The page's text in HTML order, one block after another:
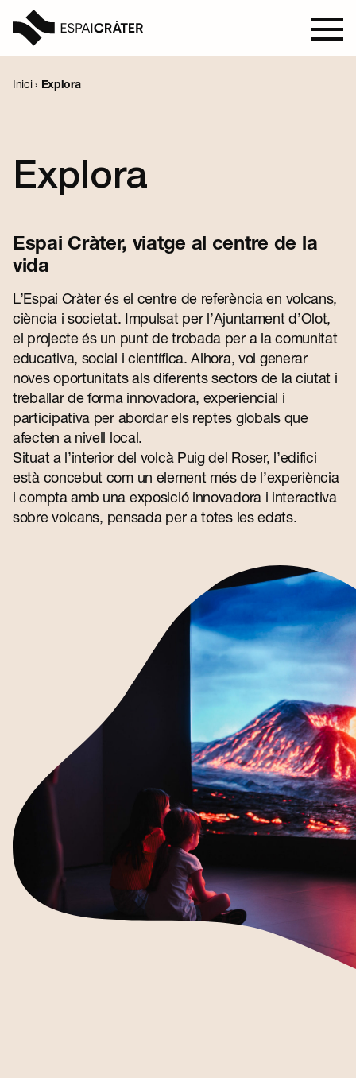
Aprèn
Programació
Notícies
Contacte
Inici› Explora
Explora
Espai Cràter, viatge al centre de la
vida
L’Espai Cràter és el centre de referència en volcans,
ciència i societat. Impulsat per l’Ajuntament d’Olot,
el projecte és un punt de trobada per a la comunitat
educativa, social i científica. Alhora, vol generar
noves oportunitats als diferents sectors de la ciutat i
treballar de forma innovadora, experiencial i
participativa per abordar els reptes globals que
afecten a nivell local.
Situat a l’interior del volcà Puig del Roser, l’edifici
està concebut com un element més de l’experiència
i compta amb una exposició innovadora i interactiva
sobre volcans, pensada per a totes les edats.